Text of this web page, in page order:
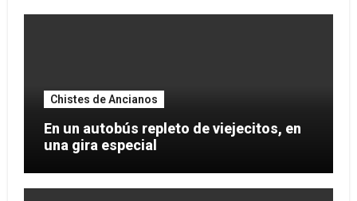
Chistes de Ancianos
En un autobús repleto de viejecitos, en
una gira especial